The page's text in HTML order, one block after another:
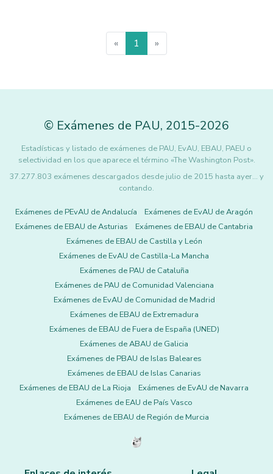
« 1 »
© Exámenes de PAU, 2015-2026
Estadísticas y listado de exámenes de PAU, EvAU, EBAU, PAEU o
selectividad en los que aparece el término «The Washington Post».
37.277.803 exámenes descargados desde julio de 2015 hasta ayer... y
contando.
Exámenes de PEvAU de Andalucía
Exámenes de EvAU de Aragón
Exámenes de EBAU de Asturias
Exámenes de EBAU de Cantabria
Exámenes de EBAU de Castilla y León
Exámenes de EvAU de Castilla-La Mancha
Exámenes de PAU de Cataluña
Exámenes de PAU de Comunidad Valenciana
Exámenes de EvAU de Comunidad de Madrid
Exámenes de EBAU de Extremadura
Exámenes de EBAU de Fuera de España (UNED)
Exámenes de ABAU de Galicia
Exámenes de PBAU de Islas Baleares
Exámenes de EBAU de Islas Canarias
Exámenes de EBAU de La Rioja
Exámenes de EvAU de Navarra
Exámenes de EAU de País Vasco
Exámenes de EBAU de Región de Murcia